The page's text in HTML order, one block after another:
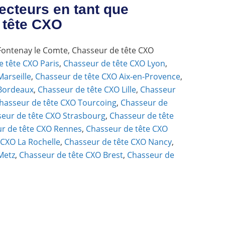
en tant que
CXO
le Comte, Chasseur de tête CXO
tête CXO Paris, Chasseur de tête CXO Lyon,
, Chasseur de tête CXO Aix-en-Provence,
, Chasseur de tête CXO Lille, Chasseur
de tête CXO Tourcoing, Chasseur de
de tête CXO Strasbourg, Chasseur de tête
de tête CXO Rennes, Chasseur de tête CXO
La Rochelle, Chasseur de tête CXO Nancy,
, Chasseur de tête CXO Brest, Chasseur de